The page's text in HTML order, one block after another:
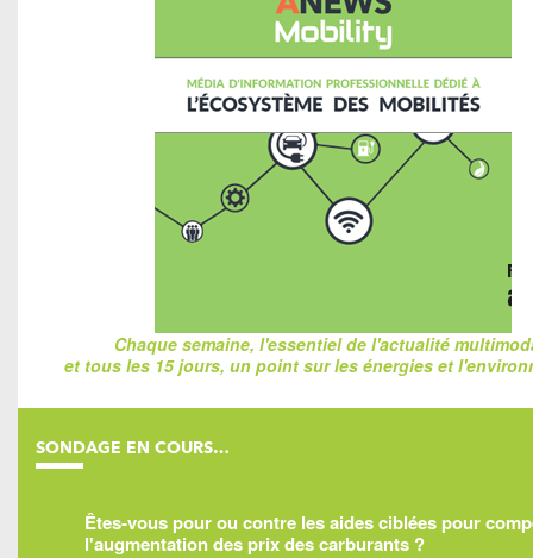
Chaque semaine, l'essentiel de l'actualité
et tous les 15 jours, un point sur les énergies et
SONDAGE EN COURS…
Êtes-vous pour ou contre les aides ciblées pour
l'augmentation des prix des carburants ?